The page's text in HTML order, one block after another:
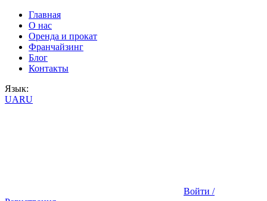
Главная
О нас
Оренда и прокат
Франчайзинг
Блог
Контакты
Язык:
UARU
Войти /